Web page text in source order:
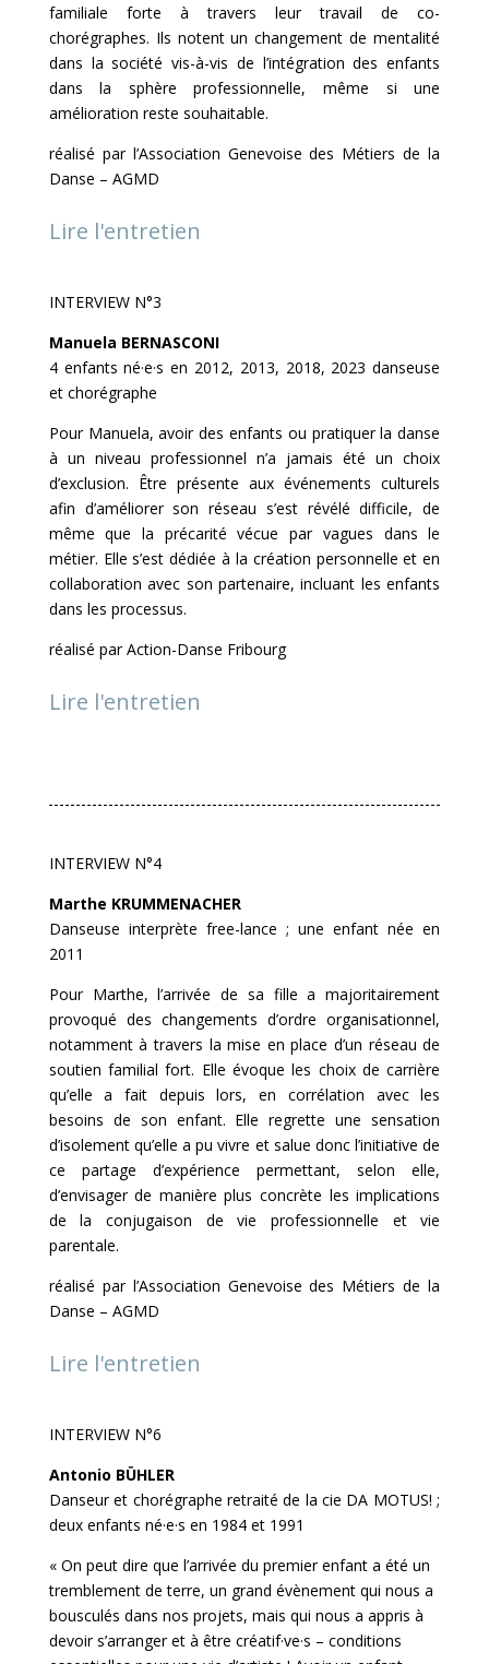
familiale forte à travers leur travail de co-
chorégraphes. Ils notent un changement de mentalité
dans la société vis-à-vis de l’intégration des enfants
dans la sphère professionnelle, même si une
amélioration reste souhaitable.
réalisé par l’Association Genevoise des Métiers de la
Danse – AGMD
Lire l'entretien
INTERVIEW N°3
Manuela BERNASCONI
4 enfants né·e·s en 2012, 2013, 2018, 2023 danseuse
et chorégraphe
Pour Manuela, avoir des enfants ou pratiquer la danse
à un niveau professionnel n’a jamais été un choix
d’exclusion. Être présente aux événements culturels
afin d’améliorer son réseau s’est révélé difficile, de
même que la précarité vécue par vagues dans le
métier. Elle s’est dédiée à la création personnelle et en
collaboration avec son partenaire, incluant les enfants
dans les processus.
réalisé par Action-Danse Fribourg
Lire l'entretien
INTERVIEW N°4
Marthe KRUMMENACHER
Danseuse interprète free-lance ; une enfant née en
2011
Pour Marthe, l’arrivée de sa fille a majoritairement
provoqué des changements d’ordre organisationnel,
notamment à travers la mise en place d’un réseau de
soutien familial fort. Elle évoque les choix de carrière
qu’elle a fait depuis lors, en corrélation avec les
besoins de son enfant. Elle regrette une sensation
d’isolement qu’elle a pu vivre et salue donc l’initiative de
ce partage d’expérience permettant, selon elle,
d’envisager de manière plus concrète les implications
de la conjugaison de vie professionnelle et vie
parentale.
réalisé par l’Association Genevoise des Métiers de la
Danse – AGMD
Lire l'entretien
INTERVIEW N°6
Antonio BÜHLER
Danseur et chorégraphe retraité de la cie DA MOTUS! ;
deux enfants né·e·s en 1984 et 1991
« On peut dire que l’arrivée du premier enfant a été un
tremblement de terre, un grand évènement qui nous a
bousculés dans nos projets, mais qui nous a appris à
devoir s’arranger et à être créatif·ve·s – conditions